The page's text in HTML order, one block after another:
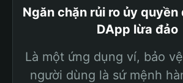
Ngăn chặn rủi ro ủy quyền
DApp lừa đảo
Là một ứng dụng ví, bảo
người dùng là sứ mệnh